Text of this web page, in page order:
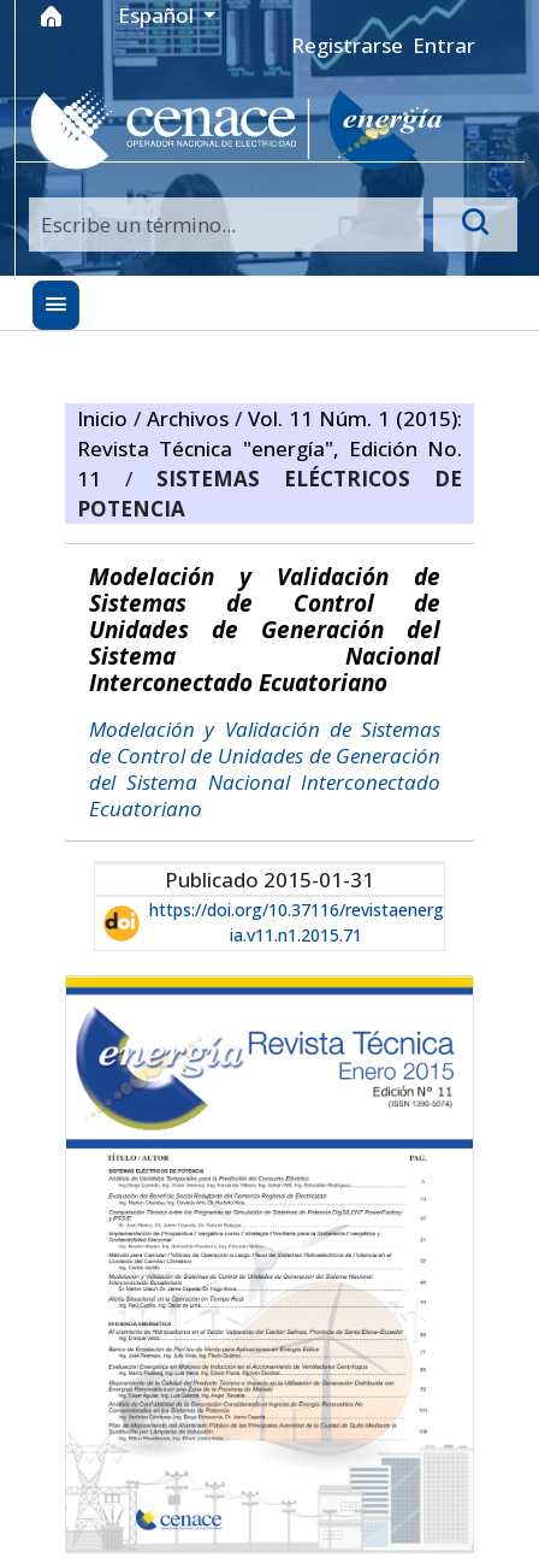
Ir al menú de navegación principal
Ir al contenido principal
Ir al pie de página del sitio
Idioma
Español
Registrarse Entrar
Inicio / Archivos / Vol. 11 Núm. 1 (2015):
Revista Técnica "energía", Edición No.
11 /
SISTEMAS ELÉCTRICOS DE
POTENCIA
Modelación y Validación de
Sistemas de Control de
Unidades de Generación del
Sistema Nacional
Interconectado Ecuatoriano
Modelación y Validación de Sistemas
de Control de Unidades de Generación
del Sistema Nacional Interconectado
Ecuatoriano
Publicado 2015-01-31
https://doi.org/10.37116/revistaenerg
ia.v11.n1.2015.71